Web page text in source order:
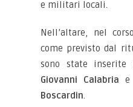
e militari locali.
Nell’altare, nel
come previsto dal
sono state
Giovanni Calabria e
Boscardin.